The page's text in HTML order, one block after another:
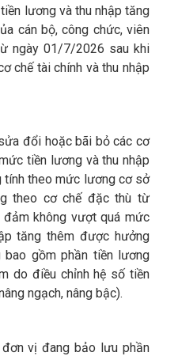
lương và thu nhập tăng
cán bộ, công chức, viên
ngày 01/7/2026 sau khi
chế tài chính và thu nhập
đổi hoặc bãi bỏ các cơ
tiền lương và thu nhập
tính theo mức lương cơ sở
theo cơ chế đặc thù từ
không vượt quá mức
tăng thêm được hưởng
bao gồm phần tiền lương
do điều chỉnh hệ số tiền
ngạch, nâng bậc).
vị đang bảo lưu phần